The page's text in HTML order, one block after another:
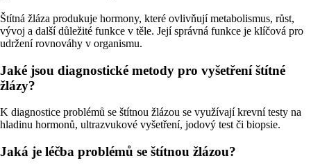
Štítná žláza produkuje hormony, které ovlivňují metabolismus, růst,
vývoj a další důležité funkce v těle. Její správná funkce je klíčová pro
udržení rovnováhy v organismu.
Jaké jsou diagnostické metody pro vyšetření štítné
žlázy?
K diagnostice problémů se štítnou žlázou se využívají krevní testy na
hladinu hormonů, ultrazvukové vyšetření, jodový test či biopsie.
Jaká je léčba problémů se štítnou žlázou?